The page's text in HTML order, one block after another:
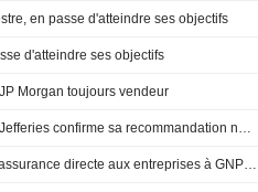
en passe d'atteindre ses objectifs
d'atteindre ses objectifs
Morgan toujours vendeur
SWISS REINSURANCE COMPANY : Jefferies confirme sa recommandation neutre
Swiss Re transfère son portefeuille d'assurance directe aux entreprises à GNP Seguros au Mexique